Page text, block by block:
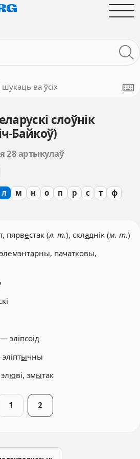
шукаць ва ўсіх
слоўнік
Байкоў)
28 артыкулаў
л м н о п р с т
ф
пярвестак (л. т.), складнік (м. т.)
арны, пачатковы,
эліпсоід
ычны
юві, змытак
1 2